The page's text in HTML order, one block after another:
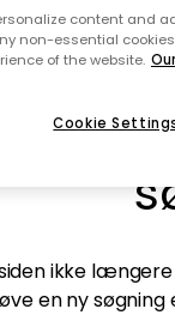
ikke
en ny
content and
non-essential
of the website.
Cookie